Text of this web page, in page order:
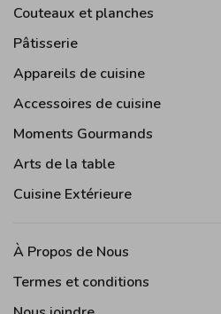
Couteaux et planches
Pâtisserie
Appareils de cuisine
Accessoires de cuisine
Moments Gourmands
Arts de la table
Cuisine Extérieure
À Propos de Nous
Termes et conditions